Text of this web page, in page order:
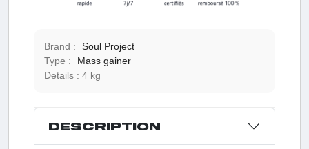
Brand :
Soul Project
Type :
Mass gainer
Details :
4 kg
DESCRIPTION